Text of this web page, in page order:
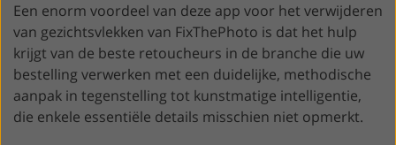
Een enorm voordeel van deze app voor het verwijderen
van gezichtsvlekken van FixThePhoto is dat het hulp
krijgt van de beste retoucheurs in de branche die uw
bestelling verwerken met een duidelijke, methodische
aanpak in tegenstelling tot kunstmatige intelligentie,
die enkele essentiële details misschien niet opmerkt.